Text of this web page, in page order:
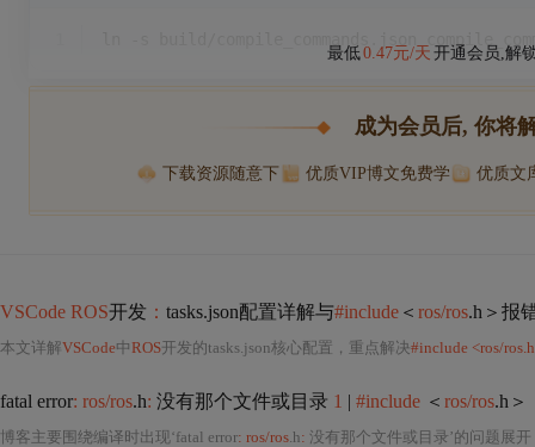
最低0.47元/天 开通会员,解
成为会员后, 你将
下载资源随意下 优质VIP博文免费学 优质文
VSCode ROS开发 ： tasks.json配置详解与#include ＜ ros/ros.h＞报
本文详解VSCode中ROS开发的tasks.json核心配置，重点解决#include <ros/
fatal error: ros/ros.h: 没有那个文件或目录 1 | #include ＜ ros/ros.h＞
博客主要围绕编译时出现‘fatal error: ros/ros.h: 没有那个文件或目录’的问题展